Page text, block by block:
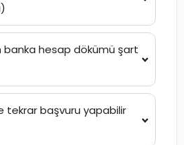
banka hesap dökümü şart
tekrar başvuru yapabilir